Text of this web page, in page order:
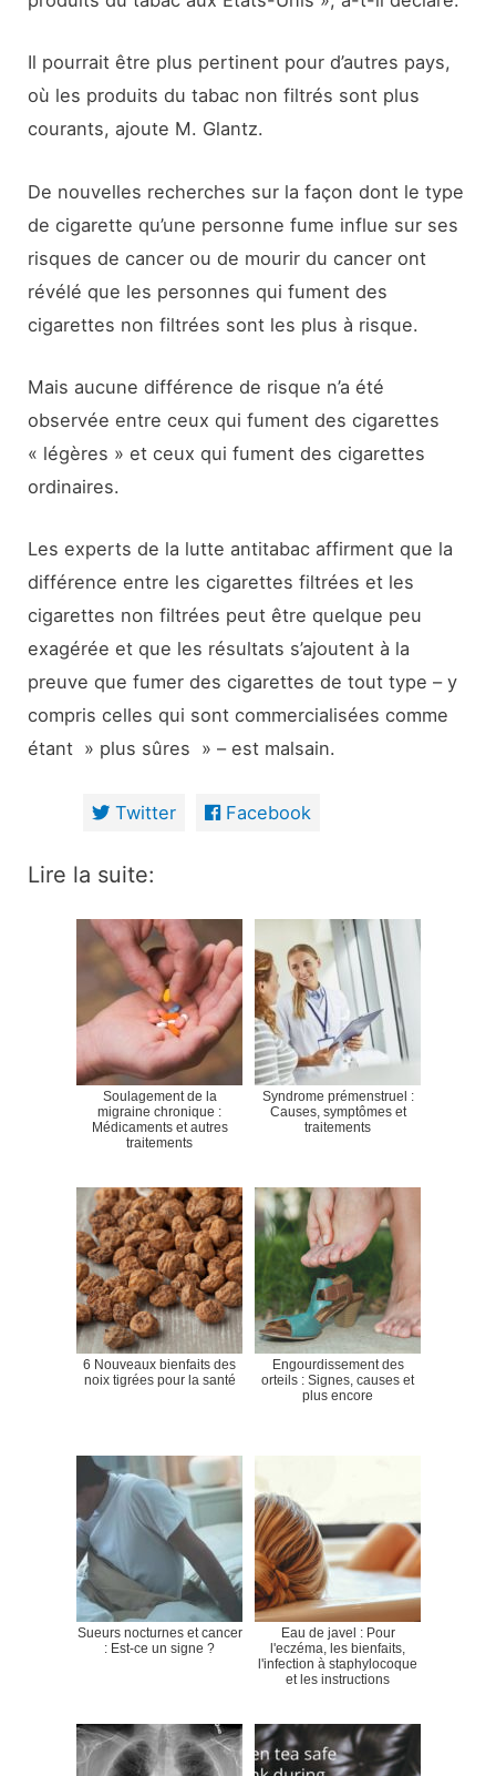
Il pourrait être plus pertinent pour d’autres pays,
où les produits du tabac non filtrés sont plus
courants, ajoute M. Glantz.
De nouvelles recherches sur la façon dont le type
de cigarette qu’une personne fume influe sur ses
risques de cancer ou de mourir du cancer ont
révélé que les personnes qui fument des
cigarettes non filtrées sont les plus à risque.
Mais aucune différence de risque n’a été
observée entre ceux qui fument des cigarettes
« légères » et ceux qui fument des cigarettes
ordinaires.
Les experts de la lutte antitabac affirment que la
différence entre les cigarettes filtrées et les
cigarettes non filtrées peut être quelque peu
exagérée et que les résultats s’ajoutent à la
preuve que fumer des cigarettes de tout type – y
compris celles qui sont commercialisées comme
étant » plus sûres » – est malsain.
Twitter Facebook
Lire la suite:
Soulagement de la
migraine chronique :
Médicaments et autres
traitements
Syndrome prémenstruel :
Causes, symptômes et
traitements
6 Nouveaux bienfaits des
noix tigrées pour la santé
Engourdissement des
orteils : Signes, causes et
plus encore
Sueurs nocturnes et cancer
: Est-ce un signe ?
Eau de javel : Pour
l'eczéma, les bienfaits,
l'infection à staphylocoque
et les instructions